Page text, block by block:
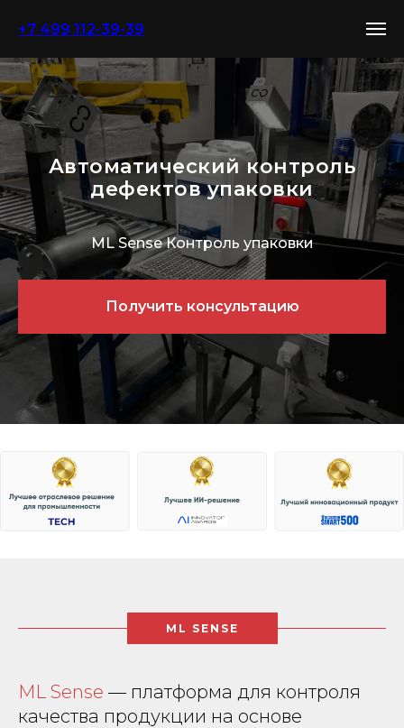
+7 499 112-39-39
Автоматический контроль
дефектов упаковки
ML Sense Контроль упаковки
Получить консультацию
ML SENSE
ML Sense — платформа для контроля
качества продукции на основе